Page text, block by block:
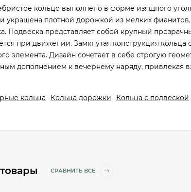
кольцо выполнено в форме изящного
украшена плотной дорожкой из мелких
Подвеска представляет собой крупный
при движении. Замкнутая конструкция
элемента. Дизайн сочетает в себе строгую
дополнением к вечернему наряду, привлекая
кольца Кольца дорожки Кольца с подвеской
СРАВНИТЬ ВСЕ